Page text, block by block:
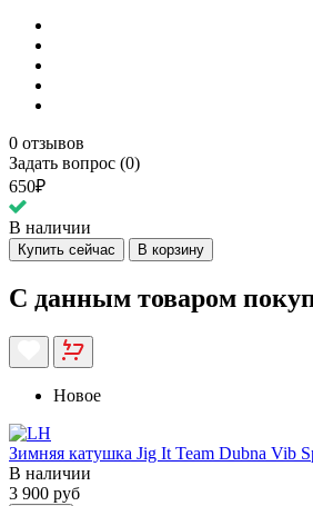
0 отзывов
Задать вопрос (0)
650₽
В наличии
Купить сейчас В корзину
С данным товаром
Новое
Зимняя катушка Jig It Team Dubna Vib
В наличии
3 900 руб